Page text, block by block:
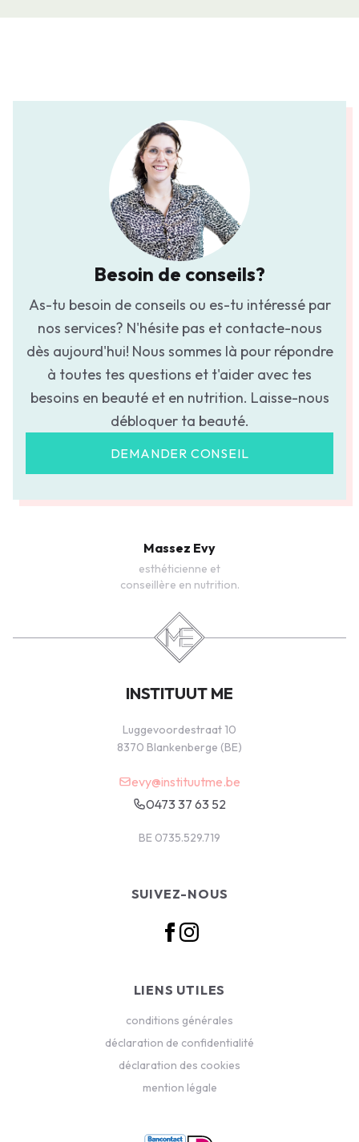
Besoin de conseils?
As-tu besoin de conseils ou es-tu intéressé par
nos services? N'hésite pas et contacte-nous
dès aujourd'hui! Nous sommes là pour répondre
à toutes tes questions et t'aider avec tes
besoins en beauté et en nutrition. Laisse-nous
débloquer ta beauté.
DEMANDER CONSEIL
Massez Evy
esthéticienne et
conseillère en nutrition.
INSTITUUT ME
Luggevoordestraat 10
8370 Blankenberge (BE)
evy@instituutme.be
0473 37 63 52
BE 0735.529.719
SUIVEZ-NOUS
LIENS UTILES
conditions générales
déclaration de confidentialité
déclaration des cookies
mention légale